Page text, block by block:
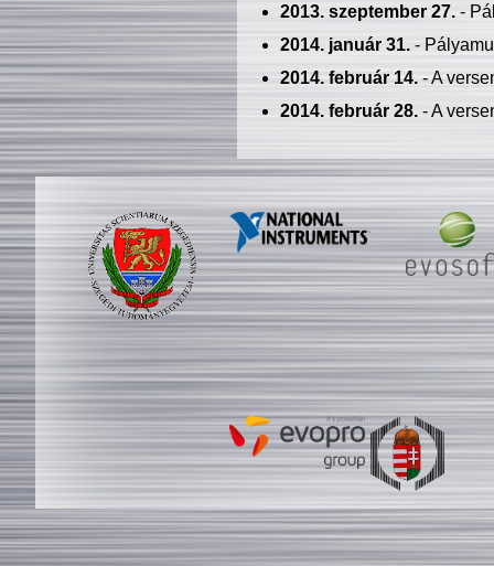
2013. szeptember 27.-
2014. január 31.-
2014. február 14.- A
2014. február 28.- A